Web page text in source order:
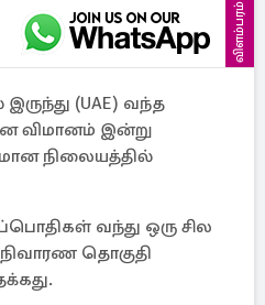
விளம்பரம்
(UAE) வந்த
விமானம் இன்று
நிலையத்தில்
வந்து ஒரு சில
தொகுதி